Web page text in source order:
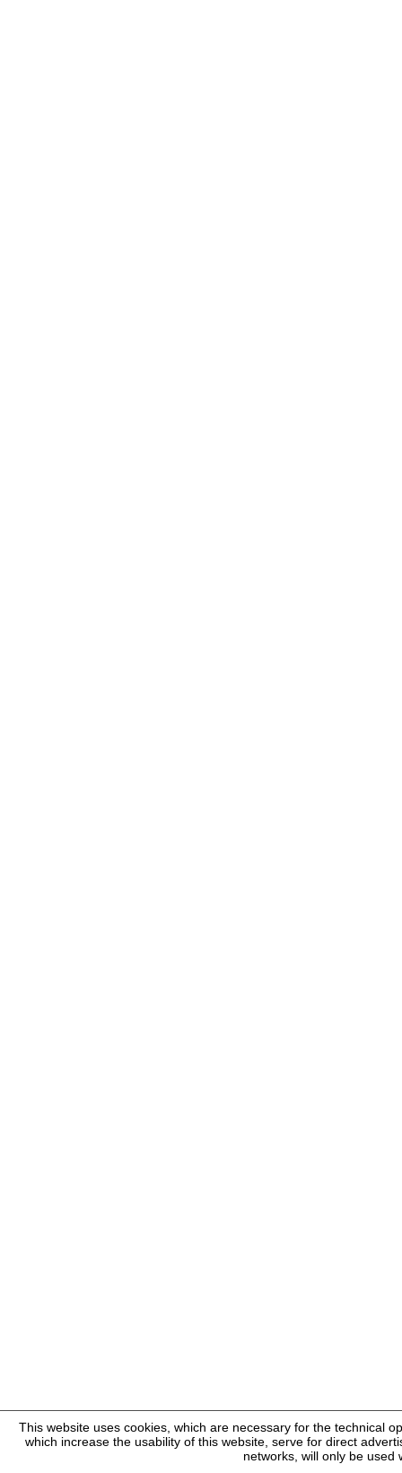
This website uses cookies, which are necessary for the technical
which increase the usability of this website, serve for direct
networks, will only be used